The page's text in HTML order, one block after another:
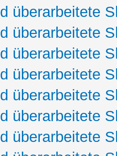
überarbeitete
überarbeitete
überarbeitete
überarbeitete
überarbeitete
überarbeitete
überarbeitete